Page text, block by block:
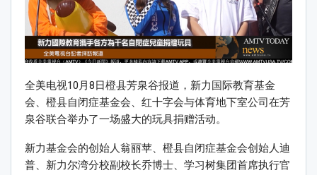
全美电视10月8日橙县芳泉谷报道，新力国际教育基金
会、橙县自闭症基金会、红十字会与体育地下室公司在芳
泉谷联合举办了一场盛大的玩具捐赠活动。
新力基金会的创始人翁丽苹、橙县自闭症基金会创始人迪
普、新力尔湾分校副校长乔博士、学习树集团首席执行官